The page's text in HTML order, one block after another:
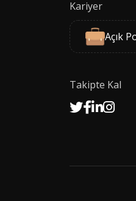
Kariyer
Açık
Takipte Kal